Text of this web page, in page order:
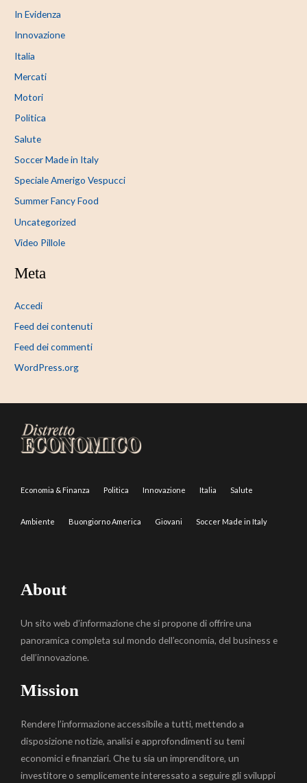
In Evidenza
Innovazione
Italia
Mercati
Motori
Politica
Salute
Soccer Made in Italy
Speciale Amerigo Vespucci
Summer Fancy Food
Uncategorized
Video Pillole
Meta
Accedi
Feed dei contenuti
Feed dei commenti
WordPress.org
Economia & Finanza Politica Innovazione Italia Salute
Ambiente Buongiorno America Giovani Soccer Made in Italy
About
Un sito web d’informazione che si propone di offrire una
panoramica completa sul mondo dell’economia, del business e
dell’innovazione.
Mission
Rendere l’informazione accessibile a tutti, mettendo a
disposizione notizie, analisi e approfondimenti su temi
economici e finanziari. Che tu sia un imprenditore, un
investitore o semplicemente interessato a seguire gli sviluppi